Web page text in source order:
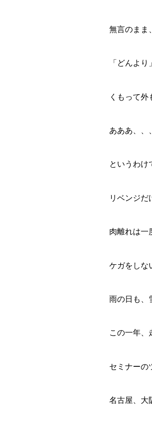
無言のまま
「どんよ
くもって外
あああ、、
というわけ
リベンジだ
肉離れは一
ケガをしな
雨の日も、
この一年、
セミナーの
名古屋、大